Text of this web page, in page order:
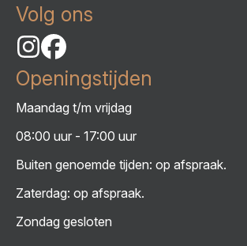
Volg ons
Openingstijden
Maandag t/m vrijdag
08:00 uur - 17:00 uur
Buiten genoemde tijden: op afspraak.
Zaterdag: op afspraak.
Zondag gesloten